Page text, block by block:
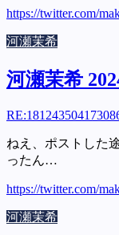
https://twitter.com/
河瀬茉希
河瀬茉希
RE:
ねえ、ポストした
ったん…
https://twitter.com/
河瀬茉希